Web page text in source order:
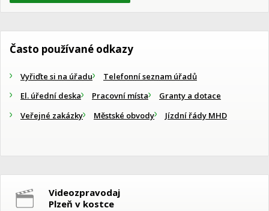
Často používané odkazy
Vyřiďte si na úřadu
Telefonní seznam úřadů
El. úřední deska
Pracovní místa
Granty a dotace
Veřejné zakázky
Městské obvody Jízdní řády MHD
Videozpravodaj
Plzeň v kostce